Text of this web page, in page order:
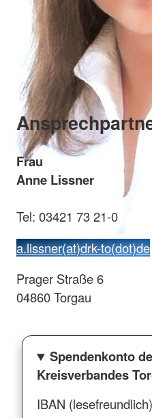
Frau
Anne Lissner
Tel: 03421 73 21-0
a.lissner(at)drk-to(dot)de
Prager Straße 6
04860 Torgau
Spendenkonto
Kreisverbandes
IBAN